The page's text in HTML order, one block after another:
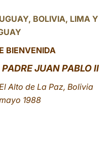
LATINE
BOLIVIA, LIMA Y
BIENVENIDA
JUAN PABLO II
Alto de La Paz, Bolivia
1988